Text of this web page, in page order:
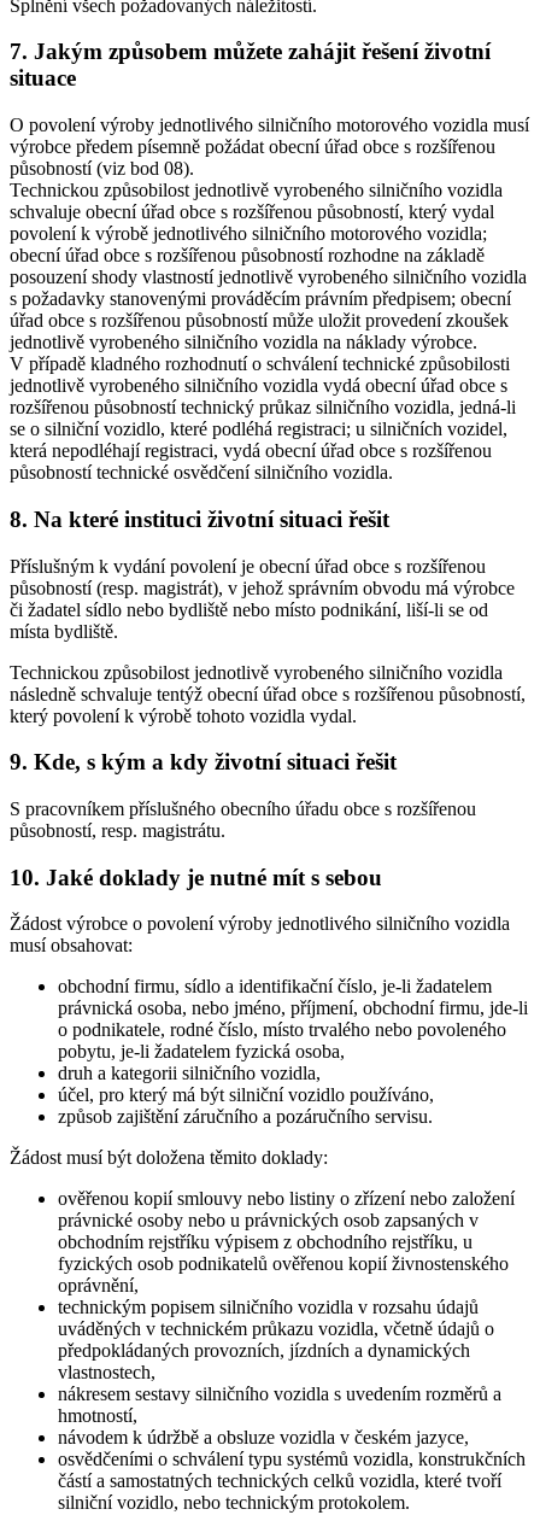
Splnění všech požadovaných náležitostí.
7. Jakým způsobem můžete zahájit řešení životní
situace
O povolení výroby jednotlivého silničního motorového vozidla musí
výrobce předem písemně požádat obecní úřad obce s rozšířenou
působností (viz bod 08).
Technickou způsobilost jednotlivě vyrobeného silničního vozidla
schvaluje obecní úřad obce s rozšířenou působností, který vydal
povolení k výrobě jednotlivého silničního motorového vozidla;
obecní úřad obce s rozšířenou působností rozhodne na základě
posouzení shody vlastností jednotlivě vyrobeného silničního vozidla
s požadavky stanovenými prováděcím právním předpisem; obecní
úřad obce s rozšířenou působností může uložit provedení zkoušek
jednotlivě vyrobeného silničního vozidla na náklady výrobce.
V případě kladného rozhodnutí o schválení technické způsobilosti
jednotlivě vyrobeného silničního vozidla vydá obecní úřad obce s
rozšířenou působností technický průkaz silničního vozidla, jedná-li
se o silniční vozidlo, které podléhá registraci; u silničních vozidel,
která nepodléhají registraci, vydá obecní úřad obce s rozšířenou
působností technické osvědčení silničního vozidla.
8. Na které instituci životní situaci řešit
Příslušným k vydání povolení je obecní úřad obce s rozšířenou
působností (resp. magistrát), v jehož správním obvodu má výrobce
či žadatel sídlo nebo bydliště nebo místo podnikání, liší-li se od
místa bydliště.
Technickou způsobilost jednotlivě vyrobeného silničního vozidla
následně schvaluje tentýž obecní úřad obce s rozšířenou působností,
který povolení k výrobě tohoto vozidla vydal.
9. Kde, s kým a kdy životní situaci řešit
S pracovníkem příslušného obecního úřadu obce s rozšířenou
působností, resp. magistrátu.
10. Jaké doklady je nutné mít s sebou
Žádost výrobce o povolení výroby jednotlivého silničního vozidla
musí obsahovat:
obchodní firmu, sídlo a identifikační číslo, je-li žadatelem
právnická osoba, nebo jméno, příjmení, obchodní firmu, jde-li
o podnikatele, rodné číslo, místo trvalého nebo povoleného
pobytu, je-li žadatelem fyzická osoba,
druh a kategorii silničního vozidla,
účel, pro který má být silniční vozidlo používáno,
způsob zajištění záručního a pozáručního servisu.
Žádost musí být doložena těmito doklady:
ověřenou kopií smlouvy nebo listiny o zřízení nebo založení
právnické osoby nebo u právnických osob zapsaných v
obchodním rejstříku výpisem z obchodního rejstříku, u
fyzických osob podnikatelů ověřenou kopií živnostenského
oprávnění,
technickým popisem silničního vozidla v rozsahu údajů
uváděných v technickém průkazu vozidla, včetně údajů o
předpokládaných provozních, jízdních a dynamických
vlastnostech,
nákresem sestavy silničního vozidla s uvedením rozměrů a
hmotností,
návodem k údržbě a obsluze vozidla v českém jazyce,
osvědčeními o schválení typu systémů vozidla, konstrukčních
částí a samostatných technických celků vozidla, které tvoří
silniční vozidlo, nebo technickým protokolem.